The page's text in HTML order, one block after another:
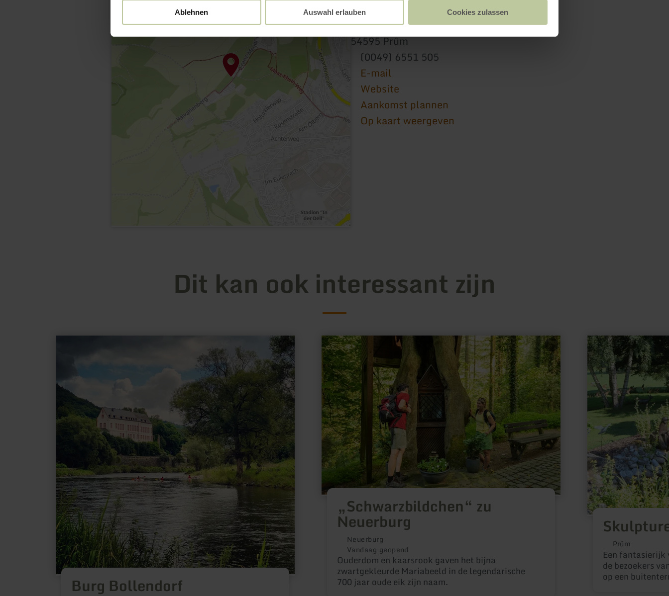
Ablehnen Auswahl erlauben Cookies zulassen
Tourist-Information Prümer Land
Hahnplatz 1
54595 Prüm
(0049) 6551 505
E-mail
Website
Aankomst plannen
Op kaart weergeven
Dit kan ook interessant zijn
Burg Bollendorf
„Schwarzbildchen“ zu
Neuerburg
Neuerburg
Vandaag geopend
Ouderdom en kaarsrook gaven het bijna
zwartgekleurde Mariabeeld in de legendarische
700 jaar oude eik zijn naam.
meer
informatie
over:
„Schwarzbildchen“
zu
Neuerburg
Prüm
Een fantasierijk
de bezoekers
op een
meer
informatie
over:
Skulpturenpark
Kruft